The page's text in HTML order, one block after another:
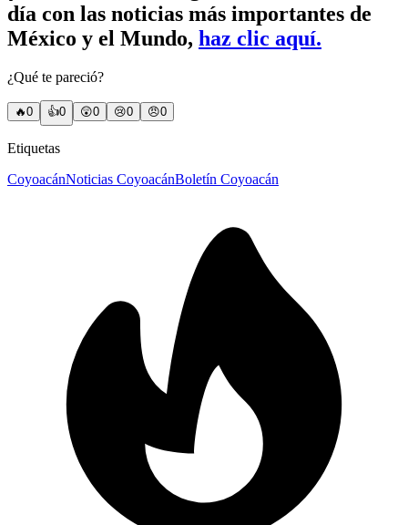
día con las noticias más importantes de
México y el Mundo, haz clic aquí.
¿Qué te pareció?
🔥0 👍0 😲0 😢0 😠0
Etiquetas
CoyoacánNoticias CoyoacánBoletín Coyoacán